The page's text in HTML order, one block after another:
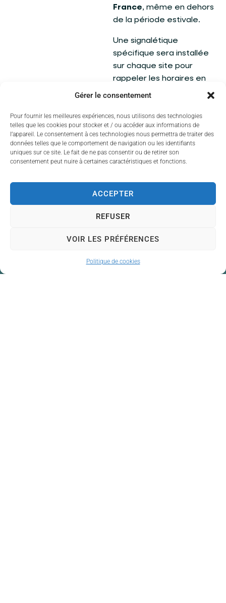
Gérer le consentement
Pour fournir les meilleures expériences, nous utilisons des technologies
telles que les cookies pour stocker et / ou accéder aux informations de
l’appareil. Le consentement à ces technologies nous permettra de traiter des
données telles que le comportement de navigation ou les identifiants
uniques sur ce site. Le fait de ne pas consentir ou de retirer son
consentement peut nuire à certaines caractéristiques et fonctions.
ACCEPTER
REFUSER
VOIR LES PRÉFÉRENCES
Politique de cookies
France, même en dehors
de la période estivale.
Une signalétique
spécifique sera installée
sur chaque site pour
rappeler les horaires en
vigueur. Pour plus
pouvez consulter
directement le site
officiel de Limoges
Métropole.